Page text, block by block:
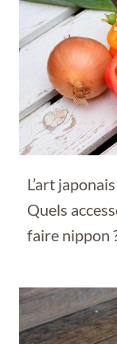
L’art
Quels
faire nippon